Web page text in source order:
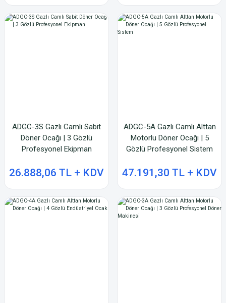
ADGC-3S Gazlı Camlı Sabit
Döner Ocağı | 3 Gözlü
Profesyonel Ekipman
26.888,06 TL + KDV
ADGC-5A Gazlı Camlı Alttan
Motorlu Döner Ocağı | 5
Gözlü Profesyonel Sistem
47.191,30 TL + KDV